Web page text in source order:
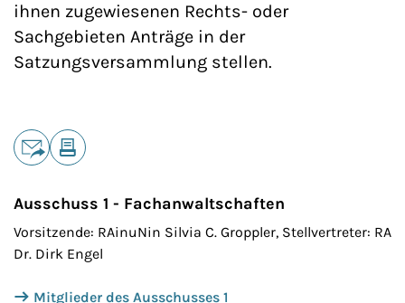
ihnen zugewiesenen Rechts- oder
Sachgebieten Anträge in der
Satzungsversammlung stellen.
Teilen
Ausschuss 1 - Fachanwaltschaften
Vorsitzende: RAinuNin Silvia C. Groppler, Stellvertreter: RA
Dr. Dirk Engel
Mitglieder des Ausschusses 1